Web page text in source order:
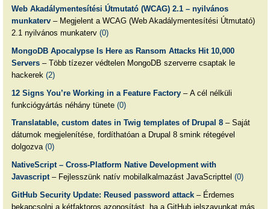
Web Akadálymentesítési Útmutató (WCAG) 2.1 – nyilvános
munkaterv– Megjelent a WCAG (Web Akadálymentesítési Útmutató)
2.1 nyilvános munkaterv (0)
MongoDB Apocalypse Is Here as Ransom Attacks Hit 10,000
Servers– Több tízezer védtelen MongoDB szerverre csaptak le
hackerek (2)
12 Signs You’re Working in a Feature Factory– A cél nélküli
funkciógyártás néhány tünete (0)
Translatable, custom dates in Twig templates of Drupal 8– Saját
dátumok megjelenítése, fordíthatóan a Drupal 8 smink rétegével
dolgozva (0)
NativeScript – Cross-Platform Native Development with
Javascript– Fejlesszünk natív mobilalkalmazást JavaScripttel (0)
GitHub Security Update: Reused password attack– Érdemes
bekapcsolni a kétfaktoros azonosítást, ha a GitHub jelszavunkat más